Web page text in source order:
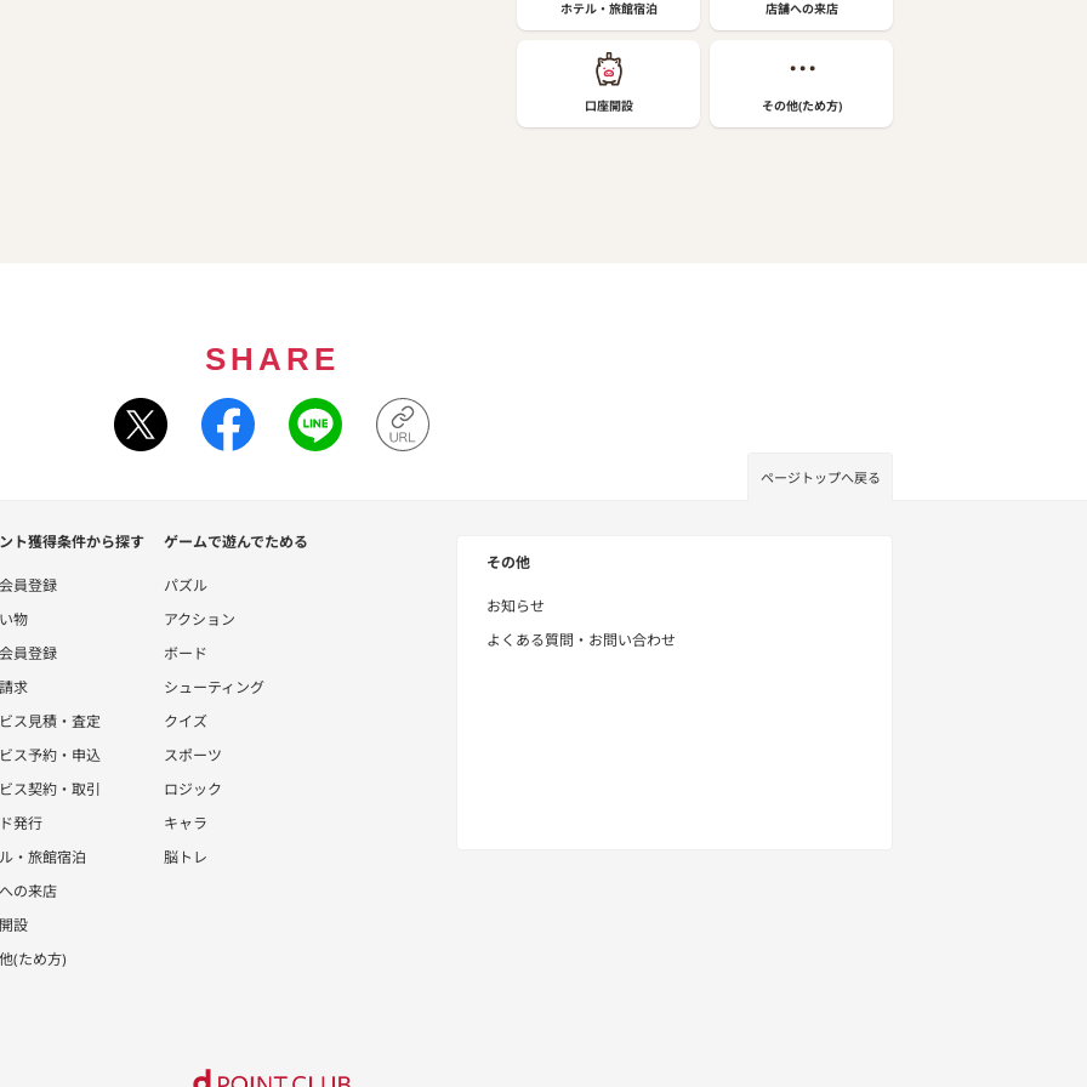
ホテル・旅館宿泊 店舗への来店
口座開設 その他(ため方)
SHARE
ページトップへ戻る
ト獲得条件から探す
員登録
物
員登録
求
ス見積・査定
ス予約・申込
ス契約・取引
発行
・旅館宿泊
の来店
設
(ため方)
ゲームで遊んでためる
パズル
アクション
ボード
シューティング
クイズ
スポーツ
ロジック
キャラ
脳トレ
その他
お知らせ
よくある質問・お問い合わせ